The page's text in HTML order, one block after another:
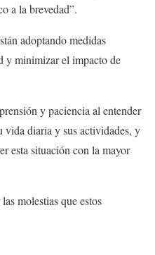
a la brevedad”.
adoptando medidas
y minimizar el impacto de
y paciencia al entender
vida diaria y sus actividades, y
esta situación con la mayor
molestias que estos